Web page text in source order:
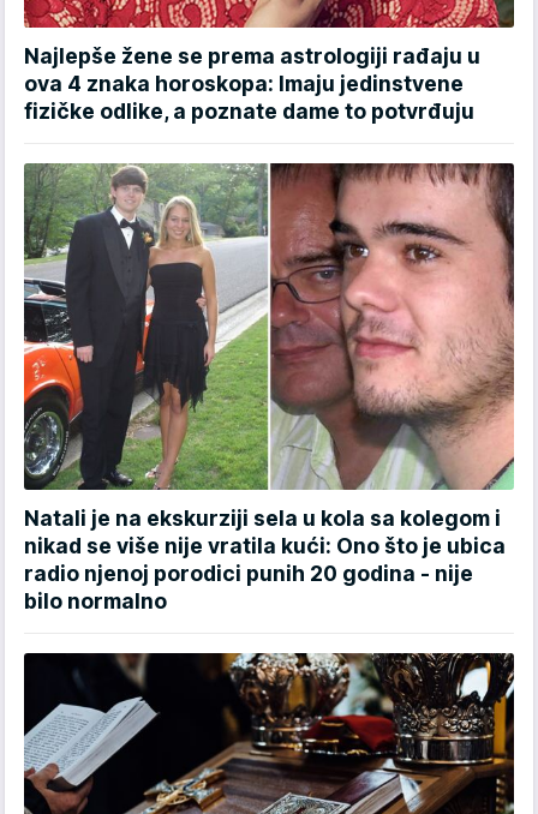
Najlepše žene se prema astrologiji rađaju u
ova 4 znaka horoskopa: Imaju jedinstvene
fizičke odlike, a poznate dame to potvrđuju
Natali je na ekskurziji sela u kola sa kolegom i
nikad se više nije vratila kući: Ono što je ubica
radio njenoj porodici punih 20 godina - nije
bilo normalno